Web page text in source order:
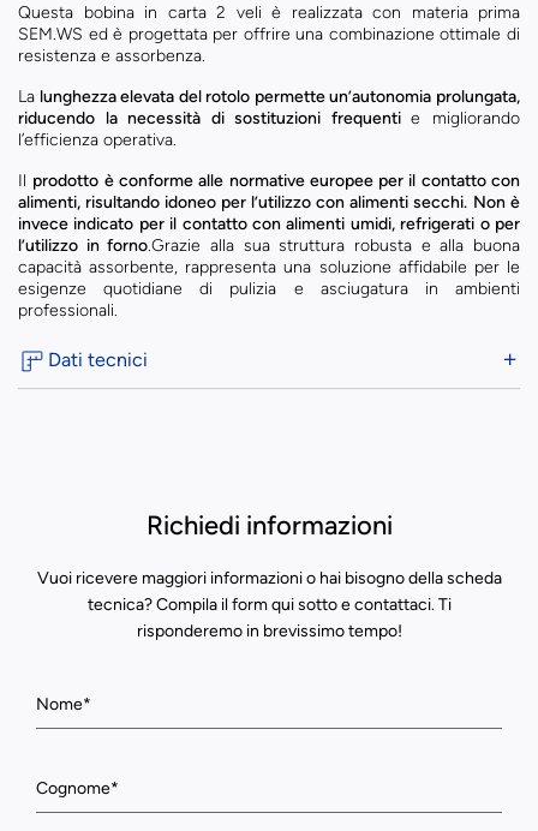
Questa bobina in carta 2 veli è realizzata con materia prima
SEM.WS ed è progettata per offrire una combinazione ottimale di
resistenza e assorbenza.
La lunghezza elevata del rotolo permette un’autonomia prolungata,
riducendo la necessità di sostituzioni frequentie migliorando
l’efficienza operativa.
Il prodotto è conforme alle normative europee per il contatto con
alimenti, risultando idoneo per l’utilizzo con alimenti secchi. Non è
invece indicato per il contatto con alimenti umidi, refrigerati o per
l’utilizzo in forno.Grazie alla sua struttura robusta e alla buona
capacità assorbente, rappresenta una soluzione affidabile per le
esigenze quotidiane di pulizia e asciugatura in ambienti
professionali.
Dati tecnici
Richiedi informazioni
Vuoi ricevere maggiori informazioni o hai bisogno della scheda
tecnica? Compila il form qui sotto e contattaci. Ti
risponderemo in brevissimo tempo!